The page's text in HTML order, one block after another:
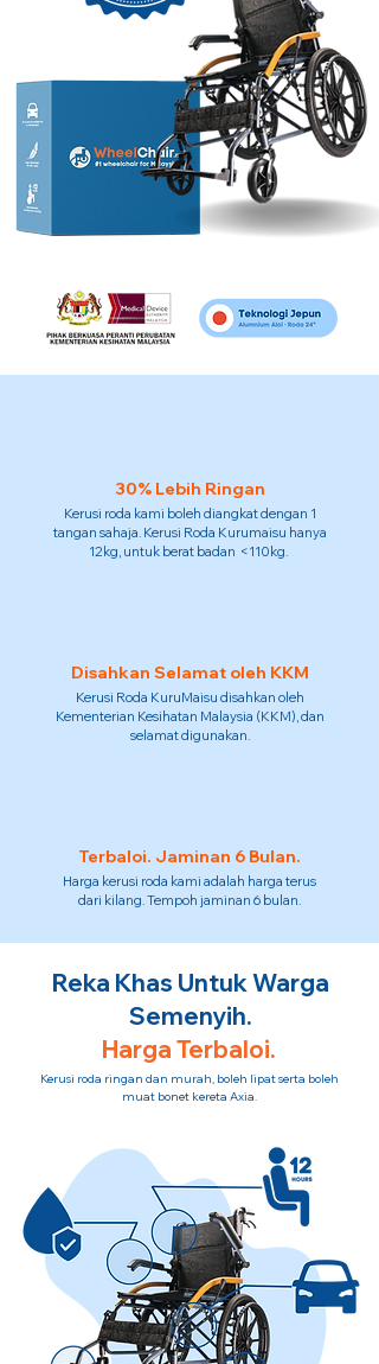
30% Lebih Ringan
Kerusi roda kami boleh diangkat dengan 1
tangan sahaja. Kerusi Roda Kurumaisu hanya
12kg, untuk berat badan <110kg.
Disahkan Selamat oleh KKM
Kerusi Roda KuruMaisu disahkan oleh
Kementerian Kesihatan Malaysia (KKM), dan
selamat digunakan.
Terbaloi. Jaminan 6 Bulan.
Harga kerusi roda kami adalah harga terus
dari kilang. Tempoh jaminan 6 bulan.
Reka Khas Untuk Warga
Semenyih.
Harga Terbaloi.
Kerusi roda ringan dan murah, boleh lipat serta boleh
muat bonet kereta Axia.